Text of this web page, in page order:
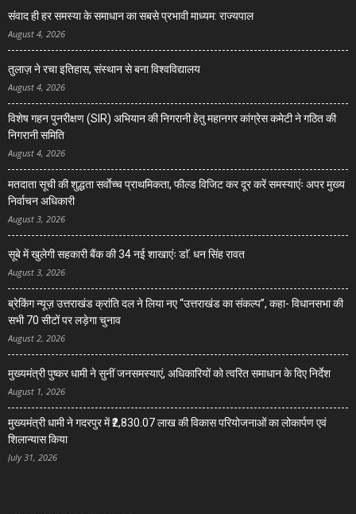
संवाद ही हर समस्या के समाधान का सबसे प्रभावी माध्यम: राज्यपाल
August 4, 2026
तुलाज़ ने रचा इतिहास, संस्थान से बना विश्वविद्यालय
August 4, 2026
विशेष गहन पुनरीक्षण (SIR) अभियान की निगरानी हेतु महानगर कांग्रेस कमेटी ने गठित की
निगरानी समिति
August 4, 2026
मतदाता सूची की शुद्धता सर्वाेच्च प्राथमिकता, फील्ड विजिट कर दूर करें समस्याएंः अपर मुख्य
निर्वाचन अधिकारी
August 3, 2026
सूबे में खुलेगी सहकारी बैंक की 34 नई शाखाएंः डाॅ. धन सिंह रावत
August 3, 2026
ब्रेकिंग न्यूज़ उत्तराखंड क्रांति दल ने लिया नए “उत्तराखंड का संकल्प”, कहा- विधानसभा की
सभी 70 सीटों पर लड़ेगा चुनाव
August 2, 2026
मुख्यमंत्री पुष्कर धामी ने सुनीं जनसमस्याएं, अधिकारियों को त्वरित समाधान के दिए निर्देश
August 1, 2026
मुख्यमंत्री धामी ने गदरपुर में ₹2,830.07 लाख की विकास परियोजनाओं का लोकार्पण एवं
शिलान्यास किया
July 31, 2026